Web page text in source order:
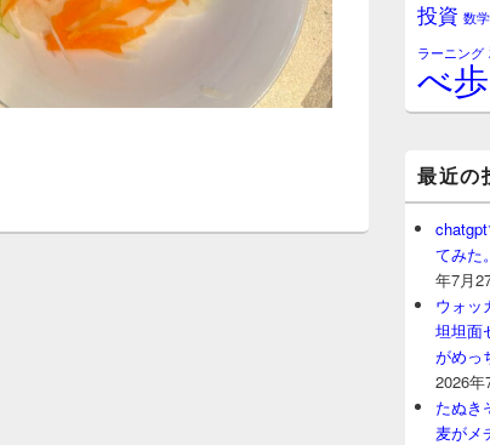
投資 数学
ラーニング
べ
最近の
てみた
年7月
ウォッ
坦坦面
がめっ
2026年
たぬき
麦がメ